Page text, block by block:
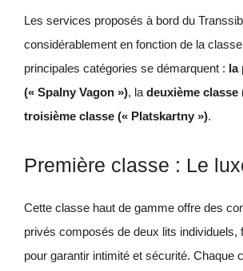
Les services proposés à bord du
considérablement en fonction de la
principales catégories se démarquent : la
(« Spalny Vagon »), la deuxième classe
troisième classe (« Platskartny »).
Première classe : Le
Cette classe haut de gamme offre des
privés composés de deux lits individuels,
pour garantir intimité et sécurité. Chaque